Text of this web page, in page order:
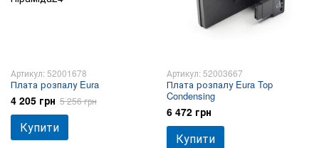
Артикул: 52001678
Плата розпалу Eura
4 205 грн 5 256 грн
Купити
Артикул: 52003667
Плата розпалу Eura Top
Condensing
6 472 грн
Купити